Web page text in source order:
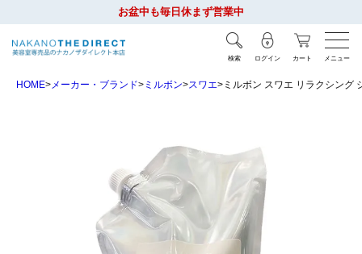
お盆中も毎日休まず営業中
検索 ログイン カート メニュー
HOME メーカー・ブランド ミルボン スワエ ミルボン スワエ リラクシング